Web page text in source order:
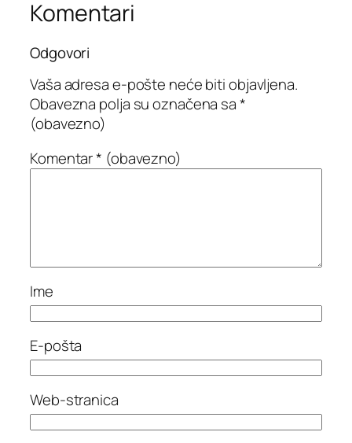
Komentari
Odgovori
Vaša adresa e-pošte neće biti objavljena.
Obavezna polja su označena sa*
(obavezno)
Komentar* (obavezno)
Ime
E-pošta
Web-stranica